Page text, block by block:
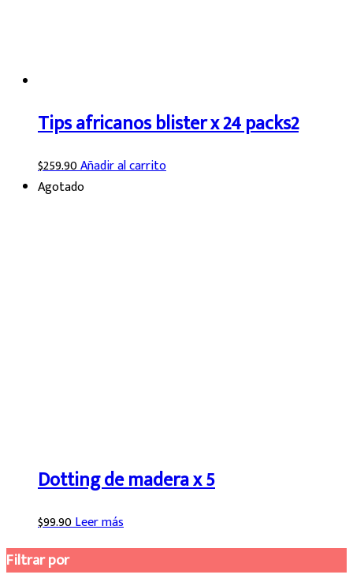
Tips africanos blister x 24 packs2
$259.90Añadir al carrito
Agotado
Dotting de madera x 5
$99.90Leer más
Filtrar por